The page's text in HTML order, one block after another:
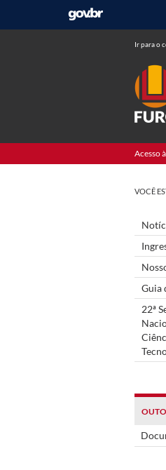
Ir para o
Acesso
VOCÊ
Guia
22ª